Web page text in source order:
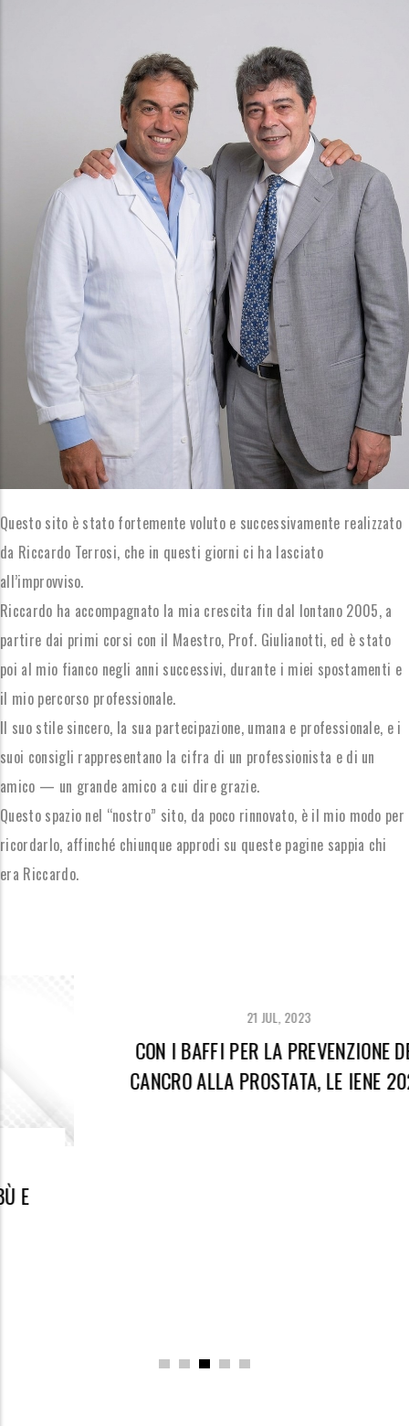
Questo sito è stato fortemente voluto e successivamente realizzato
da Riccardo Terrosi, che in questi giorni ci ha lasciato
all’improvviso.
Riccardo ha accompagnato la mia crescita fin dal lontano 2005, a
partire dai primi corsi con il Maestro, Prof. Giulianotti, ed è stato
poi al mio fianco negli anni successivi, durante i miei spostamenti e
il mio percorso professionale.
Il suo stile sincero, la sua partecipazione, umana e professionale, e i
suoi consigli rappresentano la cifra di un professionista e di un
amico — un grande amico a cui dire grazie.
Questo spazio nel “nostro” sito, da poco rinnovato, è il mio modo per
ricordarlo, affinché chiunque approdi su queste pagine sappia chi
era Riccardo.